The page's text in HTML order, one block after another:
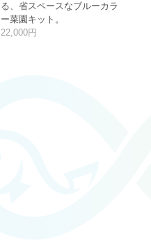
る、省スペースなブルーカラ
ー菜園キット。
22,000円